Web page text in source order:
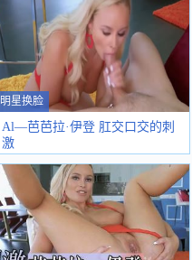
明星换脸
Al—芭芭拉·伊登 肛交口交的刺
激